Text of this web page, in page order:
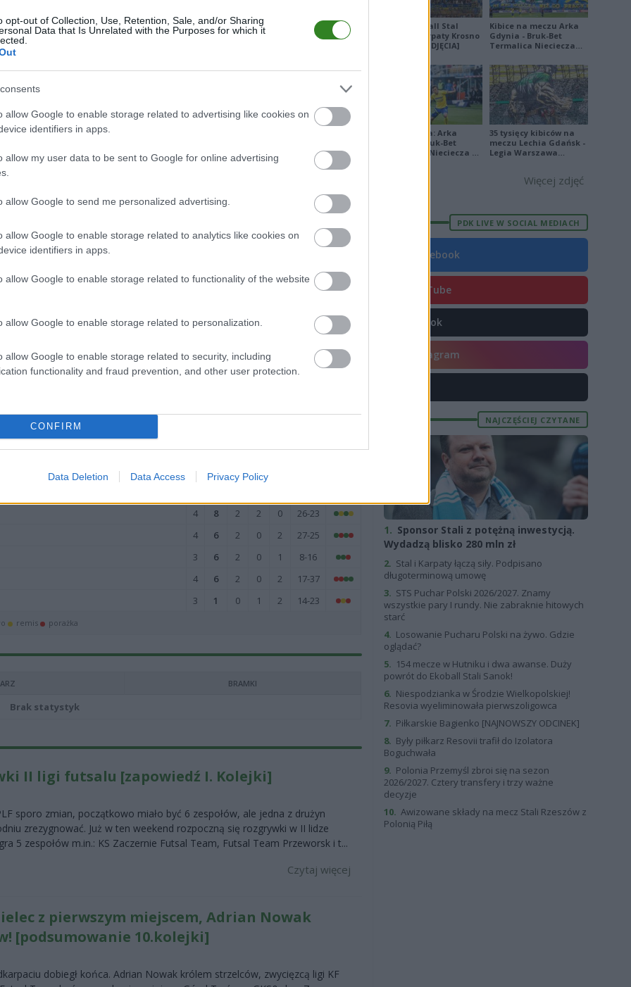
opt-out of Collection, Use, Retention, Sale, and/or Sharing
Data that Is Unrelated with the Purposes for which it
allow Google to enable storage related to advertising like cookies on
identifiers in apps.
allow my user data to be sent to Google for online advertising
allow Google to send me personalized advertising.
allow Google to enable storage related to analytics like cookies on
identifiers in apps.
allow Google to enable storage related to functionality of the website
allow Google to enable storage related to personalization.
allow Google to enable storage related to security, including
functionality and fraud prevention, and other user protection.
CONFIRM
Data Deletion Data Access Privacy Policy
GOLE FORMA
41-44
37-54
25-39
28-41
4 9 3 0 1 39-26
3 4 1 1 20-17
3 15-21
M
4 8 2 2 0 26-23
4 6 2 0 2 27-25
3 6 2 0 1 8-16
4 6 2 0 2 17-37
3 1 0 1 2 14-23
remis porażka
BRAMKI
Brak statystyk
II ligi futsalu [zapowiedź I. Kolejki]
sporo zmian, początkowo miało być 6 zespołów, ale jedna z drużyn
zrezygnować. Już w ten weekend rozpoczną się rozgrywki w II lidze
5 zespołów m.in.: KS Zaczernie Futsal Team, Futsal Team Przeworsk i t...
Czytaj więcej
z pierwszym miejscem, Adrian Nowak
[podsumowanie 10.kolejki]
dobiegł końca. Adrian Nowak królem strzelców, zwycięzcą ligi KF
Derby Ekoball Stal
Sanok - Karpaty Krosno
na remis [ZDJĘCIA]
Kibice na meczu Arka
Gdynia - Bruk-Bet
Termalica Nieciecza
Ekstraklasa: Arka
Gdynia - Bruk-Bet
Termalica Nieciecza 2-
35 tysięcy kibiców na
meczu Lechia Gdańsk -
Legia Warszawa
Więcej zdjęć
PDK LIVE W SOCIAL MEDIACH
Facebook
YouTube
TikTok
Instagram
NAJCZĘŚCIEJ CZYTANE
1. Sponsor Stali z potężną inwestycją.
Wydadzą blisko 280 mln zł
2. Stal i Karpaty łączą siły. Podpisano
długoterminową umowę
3. STS Puchar Polski 2026/2027. Znamy
wszystkie pary I rundy. Nie zabraknie hitowych
starć
4. Losowanie Pucharu Polski na żywo. Gdzie
oglądać?
5. 154 mecze w Hutniku i dwa awanse. Duży
powrót do Ekoball Stali Sanok!
6. Niespodzianka w Środzie Wielkopolskiej!
Resovia wyeliminowała pierwszoligowca
7. Piłkarskie Bagienko [NAJNOWSZY ODCINEK]
8. Były piłkarz Resovii trafił do Izolatora
Boguchwała
9. Polonia Przemyśl zbroi się na sezon
2026/2027. Cztery transfery i trzy ważne
decyzje
10. Awizowane składy na mecz Stali Rzeszów z
Polonią Piłą